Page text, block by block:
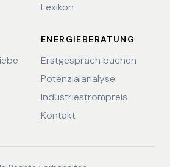
Lexikon
ENERGIEBERATUNG
Erstgespräch buchen
Potenzialanalyse
Industriestrompreis
Kontakt